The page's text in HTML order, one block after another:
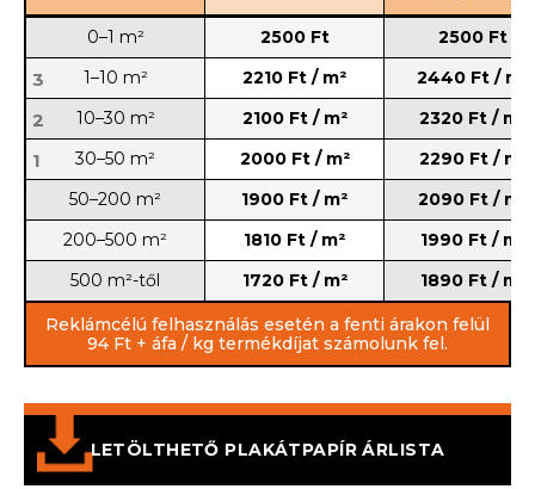
0–1 m²
2500 Ft 2500 Ft
3 1–10 m² 2210 Ft / m² 2440 Ft / m²
2 10–30 m² 2100 Ft / m² 2320 Ft / m²
1 30–50 m² 2000 Ft / m²
2290 Ft / m²
50–200 m²
1900 Ft / m²
2090 Ft / m²
200–500 m²
1810 Ft / m²
1990 Ft / m²
500 m²-től
1720 Ft / m² 1890 Ft / m²
Reklámcélú felhasználás esetén a fenti árakon felül
94 Ft + áfa / kg termékdíjat számolunk fel.
LETÖLTHETŐ PLAKÁTPAPÍR ÁRLISTA